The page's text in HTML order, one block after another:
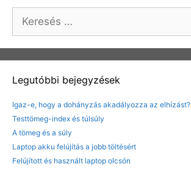
Keresés:
Legutóbbi bejegyzések
Igaz-e, hogy a dohányzás akadályozza az elhízást?
Testtömeg-index és túlsúly
A tömeg és a súly
Laptop akku felújítás a jobb töltésért
Felújított és használt laptop olcsón